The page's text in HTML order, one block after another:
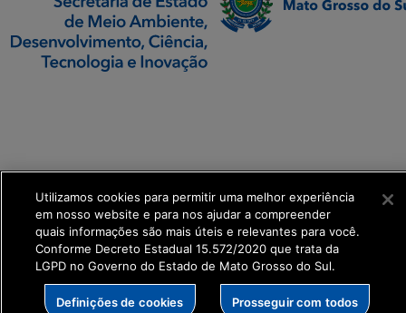
Utilizamos cookies para permitir uma melhor experiência
em nosso website e para nos ajudar a compreender
quais informações são mais úteis e relevantes para você.
Conforme Decreto Estadual 15.572/2020 que trata da
LGPD no Governo do Estado de Mato Grosso do Sul.
Definições de cookies Prosseguir com todos